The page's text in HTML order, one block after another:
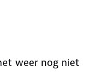
weer nog niet